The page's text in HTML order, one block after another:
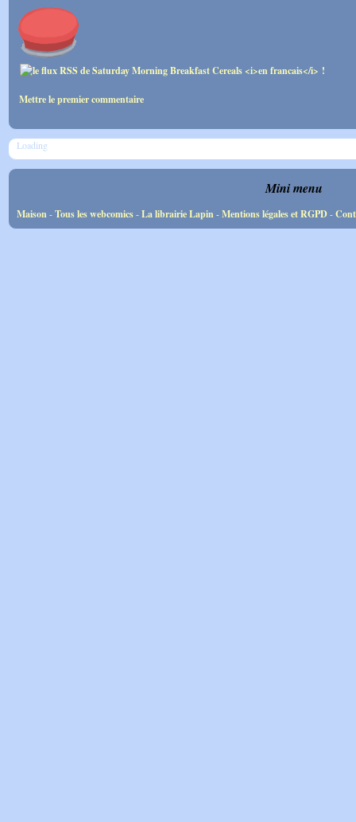
Mettre le premier commentaire
Loading
Mini menu
Maison-Tous les webcomics-La librairie Lapin-Mentions légales et RGPD-